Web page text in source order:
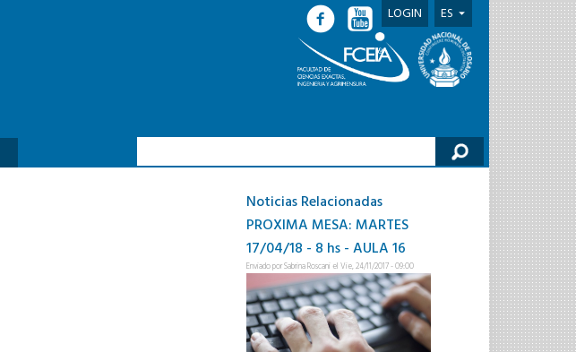
LOGIN ES
Noticias Relacionadas
PROXIMA MESA: MARTES
17/04/18 - 8 hs - AULA 16
Enviado porSabrina Roscani el Vie, 24/11/2017 - 09:00